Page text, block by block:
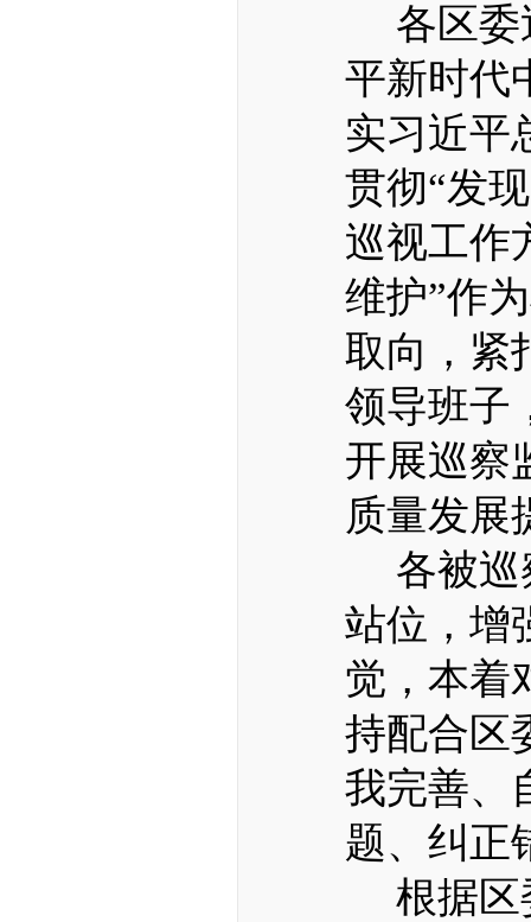
各区
平新时代
实习近平
贯彻“发
巡视工作
维护”作
取向，紧
领导班子
开展巡察
质量发展
各被
站位，增
觉，本着
持配合区
我完善、
题、纠正
根据区